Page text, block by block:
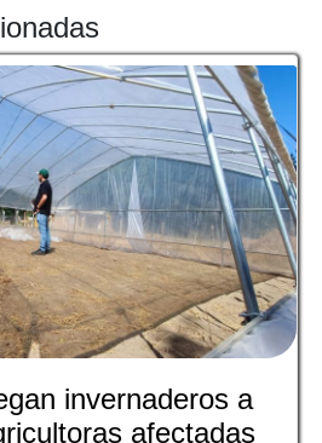
invernaderos a
afectadas